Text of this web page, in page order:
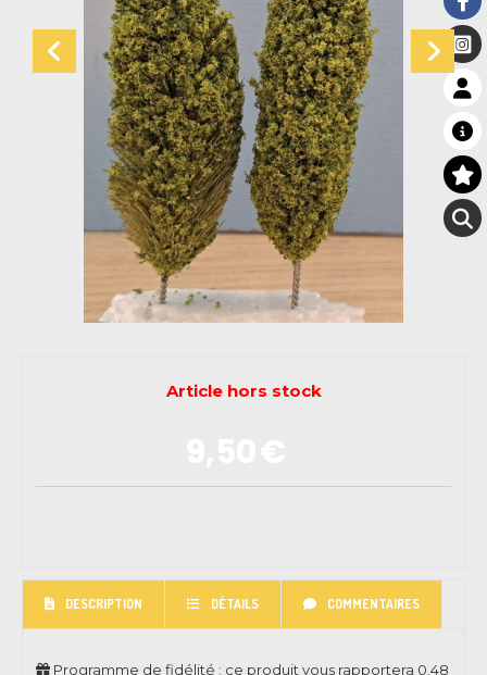
Article hors stock
DESCRIPTION DÉTAILS COMMENTAIRES
Programme de fidélité : ce produit vous rapportera 0.48